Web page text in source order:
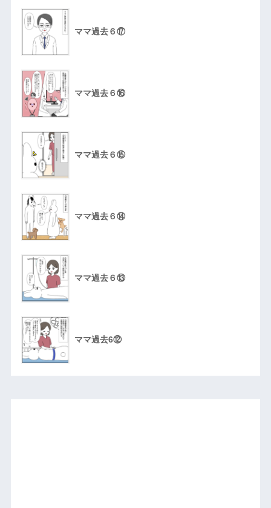
ママ過去６⑰
ママ過去６⑯
ママ過去６⑮
ママ過去６⑭
ママ過去６⑬
ママ過去6⑫